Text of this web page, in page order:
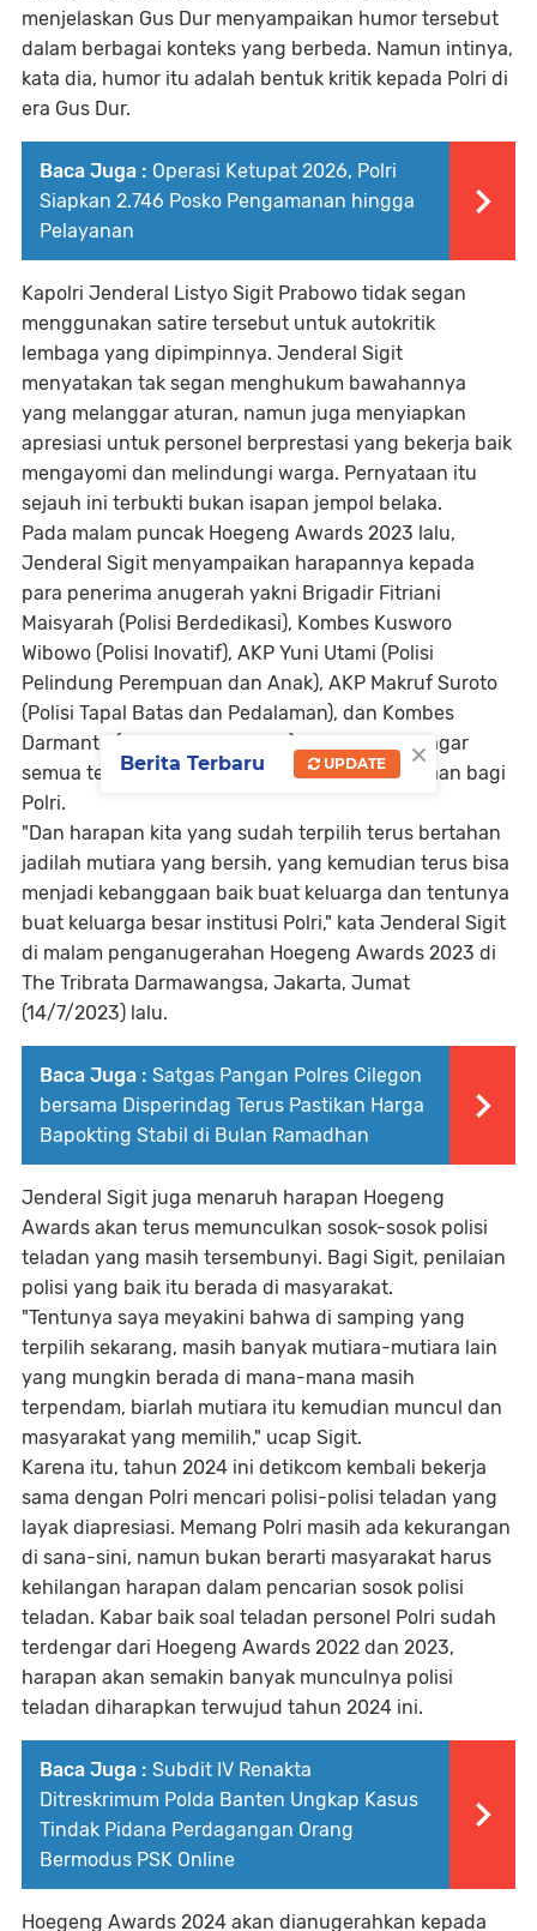
menjelaskan Gus Dur menyampaikan humor tersebut
dalam berbagai konteks yang berbeda. Namun intinya,
kata dia, humor itu adalah bentuk kritik kepada Polri di
era Gus Dur.
Baca Juga : Operasi Ketupat 2026, Polri
Siapkan 2.746 Posko Pengamanan hingga
Pelayanan
Kapolri Jenderal Listyo Sigit Prabowo tidak segan
menggunakan satire tersebut untuk autokritik
lembaga yang dipimpinnya. Jenderal Sigit
menyatakan tak segan menghukum bawahannya
yang melanggar aturan, namun juga menyiapkan
apresiasi untuk personel berprestasi yang bekerja baik
mengayomi dan melindungi warga. Pernyataan itu
sejauh ini terbukti bukan isapan jempol belaka.
Pada malam puncak Hoegeng Awards 2023 lalu,
Jenderal Sigit menyampaikan harapannya kepada
para penerima anugerah yakni Brigadir Fitriani
Maisyarah (Polisi Berdedikasi), Kombes Kusworo
Wibowo (Polisi Inovatif), AKP Yuni Utami (Polisi
Pelindung Perempuan dan Anak), AKP Makruf Suroto
(Polisi Tapal Batas dan Pedalaman), dan Kombes
Darmanto (Polisi Berintegritas). Dia berpesan agar
semua terus bersinar dan jadi sosok kebanggaan bagi
Polri.
"Dan harapan kita yang sudah terpilih terus bertahan
jadilah mutiara yang bersih, yang kemudian terus bisa
menjadi kebanggaan baik buat keluarga dan tentunya
buat keluarga besar institusi Polri," kata Jenderal Sigit
di malam penganugerahan Hoegeng Awards 2023 di
The Tribrata Darmawangsa, Jakarta, Jumat
(14/7/2023) lalu.
Baca Juga : Satgas Pangan Polres Cilegon
bersama Disperindag Terus Pastikan Harga
Bapokting Stabil di Bulan Ramadhan
Jenderal Sigit juga menaruh harapan Hoegeng
Awards akan terus memunculkan sosok-sosok polisi
teladan yang masih tersembunyi. Bagi Sigit, penilaian
polisi yang baik itu berada di masyarakat.
"Tentunya saya meyakini bahwa di samping yang
terpilih sekarang, masih banyak mutiara-mutiara lain
yang mungkin berada di mana-mana masih
terpendam, biarlah mutiara itu kemudian muncul dan
masyarakat yang memilih," ucap Sigit.
Karena itu, tahun 2024 ini detikcom kembali bekerja
sama dengan Polri mencari polisi-polisi teladan yang
layak diapresiasi. Memang Polri masih ada kekurangan
di sana-sini, namun bukan berarti masyarakat harus
kehilangan harapan dalam pencarian sosok polisi
teladan. Kabar baik soal teladan personel Polri sudah
terdengar dari Hoegeng Awards 2022 dan 2023,
harapan akan semakin banyak munculnya polisi
teladan diharapkan terwujud tahun 2024 ini.
Baca Juga : Subdit IV Renakta
Ditreskrimum Polda Banten Ungkap Kasus
Tindak Pidana Perdagangan Orang
Bermodus PSK Online
Hoegeng Awards 2024 akan dianugerahkan kepada
×
Berita Terbaru UPDATE